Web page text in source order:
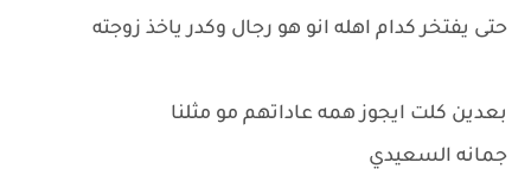
حتى يفتخر كدام اهله انو هو رجال وكدر ياخذ زوجته
بعدين كلت ايجوز همه عاداتهم مو مثلنا
جمانه السعيدي